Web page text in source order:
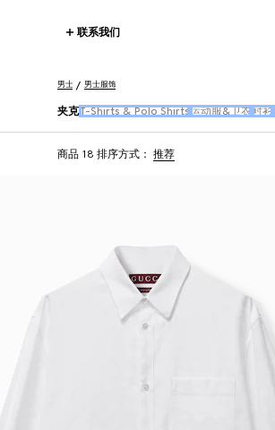
联系我们
男士 男士服饰
夹克 T-Shirts & Polo Shirts 运动服&卫衣 衬衫
商品 18 排序方式： 推荐